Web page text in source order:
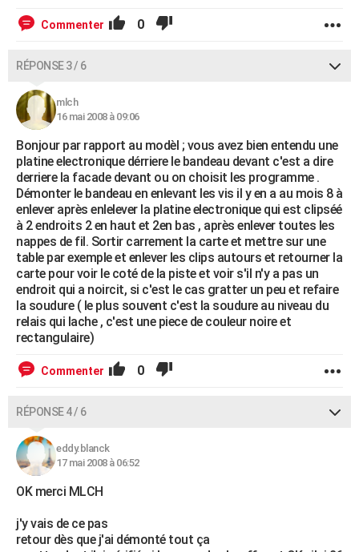
Commenter 0
RÉPONSE 3 / 6
mlch
16 mai 2008 à 09:06
Bonjour par rapport au modèl ; vous avez bien entendu une
platine electronique dérriere le bandeau devant c'est a dire
derriere la facade devant ou on choisit les programme .
Démonter le bandeau en enlevant les vis il y en a au mois 8 à
enlever après enlelever la platine electronique qui est clipséé
à 2 endroits 2 en haut et 2en bas , après enlever toutes les
nappes de fil. Sortir carrement la carte et mettre sur une
table par exemple et enlever les clips autours et retourner la
carte pour voir le coté de la piste et voir s'il n'y a pas un
endroit qui a noircit, si c'est le cas gratter un peu et refaire
la soudure ( le plus souvent c'est la soudure au niveau du
relais qui lache , c'est une piece de couleur noire et
rectangulaire)
Commenter 0
RÉPONSE 4 / 6
eddy.blanck
17 mai 2008 à 06:52
OK merci MLCH
j'y vais de ce pas
retour dès que j'ai démonté tout ça